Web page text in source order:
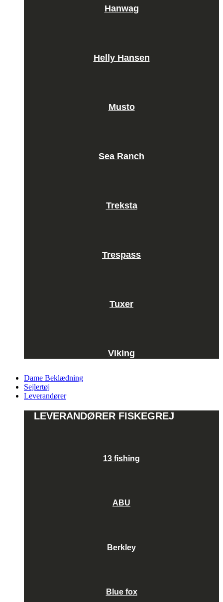
Hanwag
Helly Hansen
Musto
Sea Ranch
Treksta
Trespass
Tuxer
Viking
Dame Beklædning
Sejlertøj
Leverandører
LEVERANDØRER FISKEGREJ
13 fishing
ABU
Berkley
Blue fox